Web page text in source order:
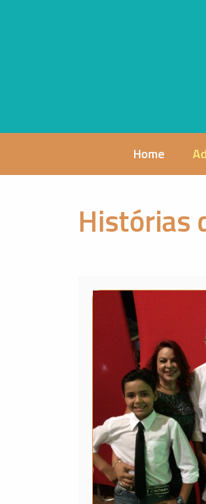
Home
Histórias